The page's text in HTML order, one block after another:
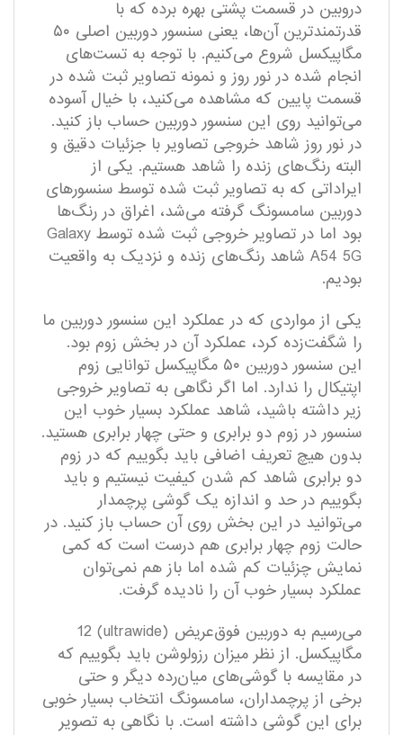
دروبین در قسمت پشتی بهره برده که با
قدرتمند‌ترین آن‌ها، یعنی سنسور دوربین اصلی ۵۰
مگاپیکسل شروع می‌کنیم. با توجه به تست‌های
انجام شده در نور روز و نمونه تصاویر ثبت شده در
قسمت پایین که مشاهده می‌کنید، با خیال آسوده
می‌توانید روی این سنسور دوربین حساب باز کنید.
در نور روز شاهد خروجی تصاویر با جزئیات دقیق و
البته رنگ‌های زنده را شاهد هستیم. یکی از
ایراداتی که به تصاویر ثبت شده توسط سنسورهای
دوربین سامسونگ گرفته می‌شد، اغراق در رنگ‌ها
بود اما در تصاویر خروجی ثبت شده توسط Galaxy
A54 5G شاهد رنگ‌های زنده و نزدیک به واقعیت
بودیم.
یکی از مواردی که در عملکرد این سنسور دوربین ما
را شگفت‌زده کرد، عملکرد آن در بخش زوم بود.
این سنسور دوربین ۵۰ مگاپیکسل توانایی زوم
اپتیکال را ندارد. اما اگر نگاهی به تصاویر خروجی
زیر داشته باشید، شاهد عملکرد بسیار خوب این
سنسور در زوم دو برابری و حتی چهار برابری هستید.
بدون هیچ تعریف اضافی باید بگوییم که در زوم
دو برابری شاهد کم شدن کیفیت نیستیم و باید
بگوییم در حد و اندازه یک گوشی پرچمدار
می‌توانید در این بخش روی آن حساب باز کنید. در
حالت زوم چهار برابری هم درست است که کمی
نمایش چزئیات کم شده اما باز هم نمی‌توان
عملکرد بسیار خوب آن را نادیده گرفت.
می‌رسیم به دوربین فوق‌عریض (ultrawide) 12
مگاپیکسل. از نظر میزان رزولوشن باید بگوییم که
در مقایسه با گوشی‌های میان‌رده دیگر و حتی
برخی از پرچمداران، سامسونگ انتخاب بسیار خوبی
برای این گوشی داشته است. با نگاهی به تصویر